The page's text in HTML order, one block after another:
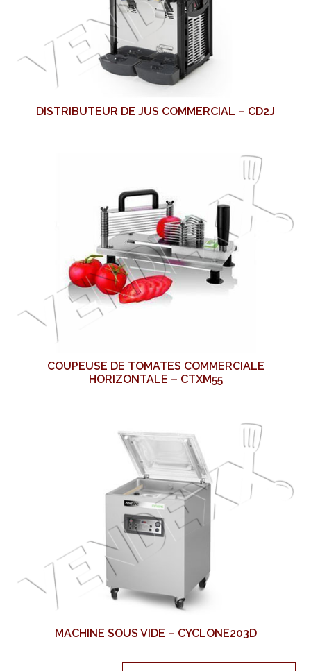
DISTRIBUTEUR DE JUS COMMERCIAL – CD2J
COUPEUSE DE TOMATES COMMERCIALE
HORIZONTALE – CTXM55
MACHINE SOUS VIDE – CYCLONE203D